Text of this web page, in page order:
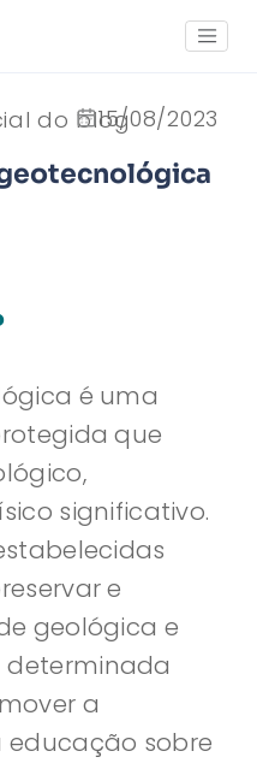
15/08/2023
do blog
é uma
que
significativo.
e
geológica e
a
educação sobre